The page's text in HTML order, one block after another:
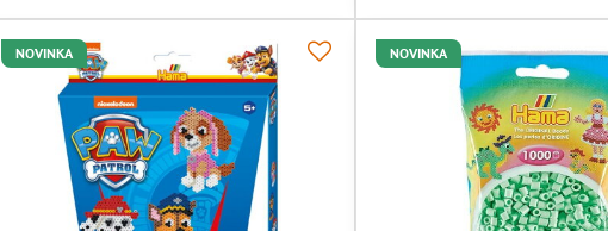
NOVINKA NOVINKA